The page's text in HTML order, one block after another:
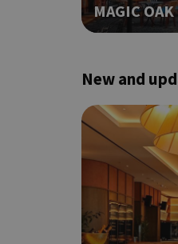
MAGIC OAK
New and